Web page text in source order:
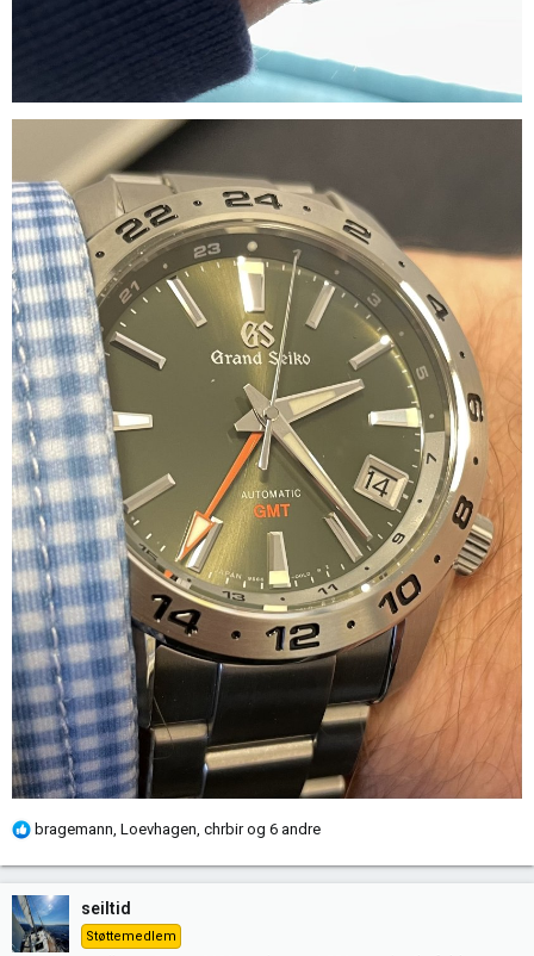
R
k
s
j
bragemann, Loevhagen, chrbirog 6 andre
seiltid
Støttemedlem